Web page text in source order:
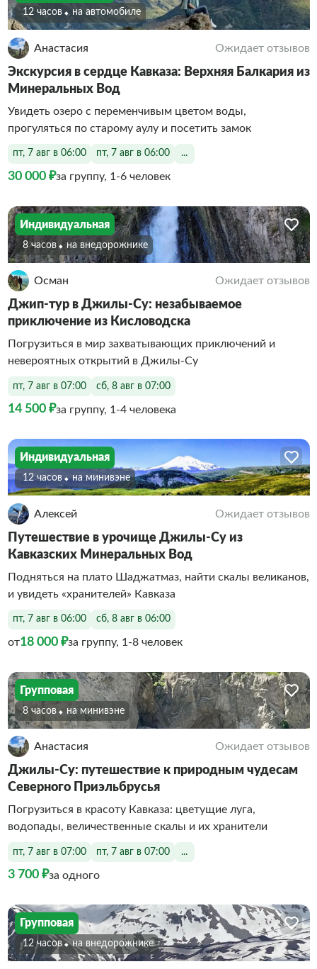
12 часов На автомобиле
Анастасия Ожидает отзывов
Экскурсия в сердце Кавказа: Верхняя Балкария из
Минеральных Вод
Увидеть озеро с переменчивым цветом воды,
прогуляться по старому аулу и посетить замок
пт, 7 авг в 06:00 пт, 7 авг в 06:00 ...
30 000 ₽за группу, 1-6 человек
Индивидуальная
8 часов На внедорожнике
Осман Ожидает отзывов
Джип-тур в Джилы-Су: незабываемое
приключение из Кисловодска
Погрузиться в мир захватывающих приключений и
невероятных открытий в Джилы-Су
пт, 7 авг в 07:00 сб, 8 авг в 07:00
14 500 ₽за группу, 1-4 человека
Индивидуальная
12 часов На минивэне
Алексей Ожидает отзывов
Путешествие в урочище Джилы-Су из
Кавказских Минеральных Вод
Подняться на плато Шаджатмаз, найти скалы великанов,
и увидеть «хранителей» Кавказа
пт, 7 авг в 06:00 сб, 8 авг в 06:00
от18 000 ₽за группу, 1-8 человек
Групповая
8 часов На минивэне
Анастасия Ожидает отзывов
Джилы-Су: путешествие к природным чудесам
Северного Приэльбрусья
Погрузиться в красоту Кавказа: цветущие луга,
водопады, величественные скалы и их хранители
пт, 7 авг в 07:00 пт, 7 авг в 07:00 ...
3 700 ₽за одного
Групповая
12 часов На внедорожнике